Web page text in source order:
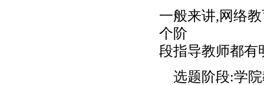
一般来讲,网络
个阶
段指导教师都有
选题阶段:学院